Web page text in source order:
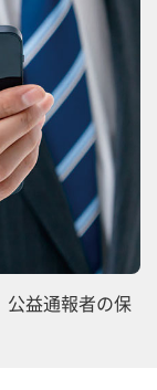
益通報者の保